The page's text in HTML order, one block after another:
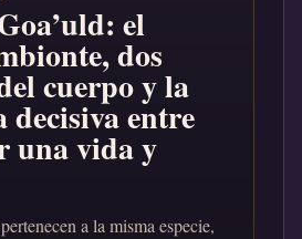
el
dos
cuerpo y la
decisiva entre
una vida y
a la misma especie,